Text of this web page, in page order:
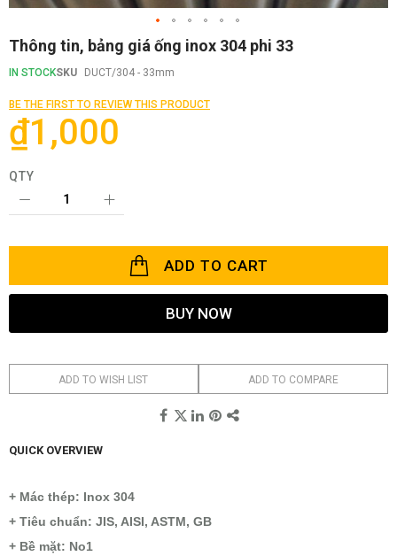
Skip
the
of
the
images
gallery
Thông tin, bảng giá ống inox 304 phi 33
IN STOCKSKU DUCT/304 - 33mm
BE THE FIRST TO REVIEW THIS PRODUCT
₫1,000
QTY
ADD TO CART
BUY NOW
ADD TO WISH LIST ADD TO COMPARE
QUICK OVERVIEW
+ Mác thép: Inox 304
+ Tiêu chuẩn: JIS, AISI, ASTM, GB
+ Bề mặt: No1